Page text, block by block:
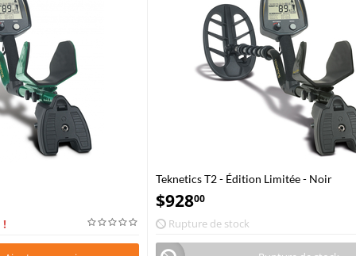
!
Teknetics T2 - Édition Limitée - Noir
$92800
Rupture de stock